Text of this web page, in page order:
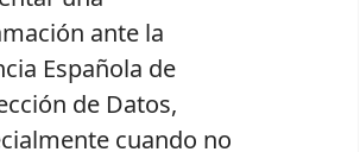
ante la
Española de
de Datos,
cuando no